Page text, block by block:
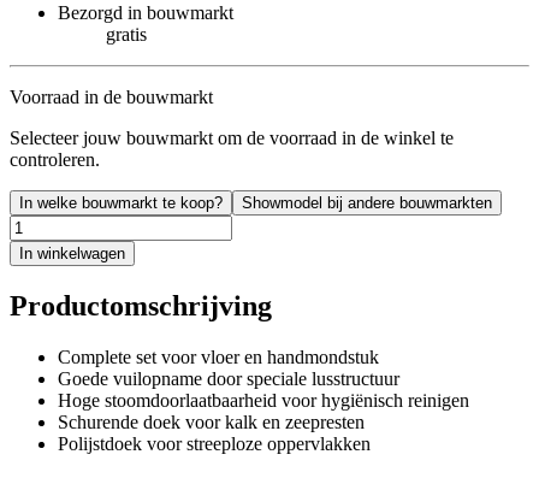
Bezorgd in bouwmarkt
gratis
Voorraad in de bouwmarkt
Selecteer jouw bouwmarkt om de voorraad in de winkel te
controleren.
In welke bouwmarkt te koop? Showmodel bij andere bouwmarkten
In winkelwagen
Productomschrijving
Complete set voor vloer en handmondstuk
Goede vuilopname door speciale lusstructuur
Hoge stoomdoorlaatbaarheid voor hygiënisch reinigen
Schurende doek voor kalk en zeepresten
Polijstdoek voor streeploze oppervlakken